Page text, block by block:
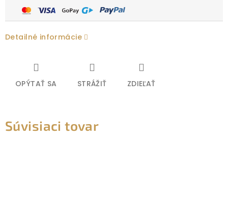
Detailné informácie
OPÝTAŤ SA STRÁŽIŤ ZDIEĽAŤ
Súvisiaci tovar